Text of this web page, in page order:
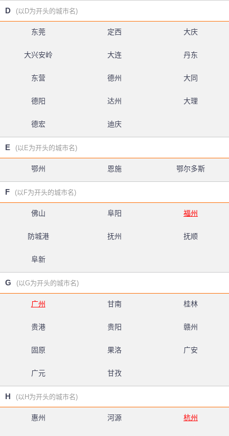
D (以D为开头的城市名)
东莞 定西 大庆
大兴安岭 大连 丹东
东营 德州 大同
德阳 达州 大理
德宏 迪庆
E (以E为开头的城市名)
鄂州 恩施 鄂尔多斯
F (以F为开头的城市名)
佛山 阜阳 福州
防城港 抚州 抚顺
阜新
G (以G为开头的城市名)
广州 甘南 桂林
贵港 贵阳 赣州
固原 果洛 广安
广元 甘孜
H (以H为开头的城市名)
惠州 河源 杭州